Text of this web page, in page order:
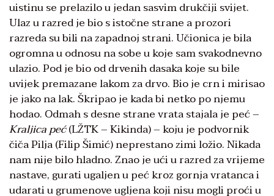
uistinu se prelazilo u jedan sasvim drukčiji svijet.
Ulaz u razred je bio s istočne strane a prozori
razreda su bili na zapadnoj strani. Učionica je bila
ogromna u odnosu na sobe u koje sam svakodnevno
ulazio. Pod je bio od drvenih dasaka koje su bile
uvijek premazane lakom za drvo. Bio je crn i mirisao
je jako na lak. Škripao je kada bi netko po njemu
hodao. Odmah s desne strane vrata stajala je peć –
Kraljicapeć(LŽTK – Kikinda) – koju je podvornik
čiča Pilja (Filip Šimić) neprestano zimi ložio. Nikada
nam nije bilo hladno. Znao je ući u razred za vrijeme
nastave, gurati ugaljen u peć kroz gornja vratanca i
udarati u grumenove ugljena koji nisu mogli proći u